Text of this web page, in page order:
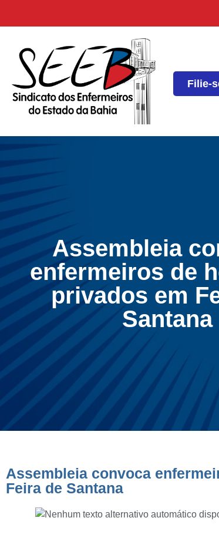
Filie-
Assembleia
enfermeiros de
privados em
Santana
Assembleia convoca
Feira de Santana